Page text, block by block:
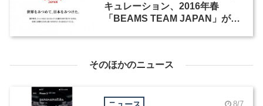
キュレーション、2016年春
「BEAMS TEAM JAPAN」がス
そのほかのニュース
ニュース 8/7